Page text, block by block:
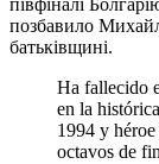
півфіналі
позбавило
батьківщині.
Ha fallecido
en la
1994 y
octavos de